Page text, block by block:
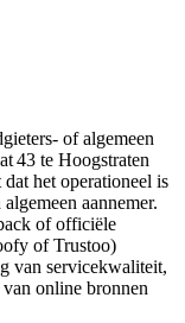
of algemeen
43 te Hoogstraten
het operationeel is
aannemer.
of officiële
of Trustoo)
van servicekwaliteit,
online bronnen